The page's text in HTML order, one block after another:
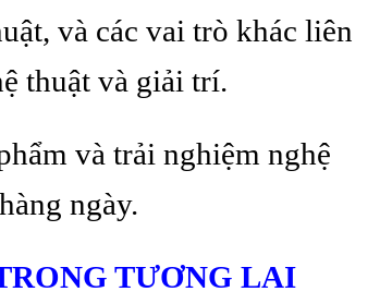
và các vai trò khác liên
thuật và giải trí.
và trải nghiệm nghệ
ngày.
TƯƠNG LAI